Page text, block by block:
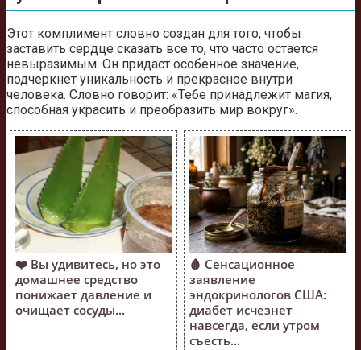
Этот комплимент словно создан для того, чтобы
заставить сердце сказать все то, что часто остается
невыразимым. Он придаст особенное значение,
подчеркнет уникальность и прекрасное внутри
человека. Словно говорит: «Тебе принадлежит магия,
способная украсить и преобразить мир вокруг».
❤️ Вы удивитесь, но это
домашнее средство
понижает давление и
очищает сосуды...
🩸 Сенсационное
заявление
эндокринологов США:
диабет исчезнет
навсегда, если утром
съесть...